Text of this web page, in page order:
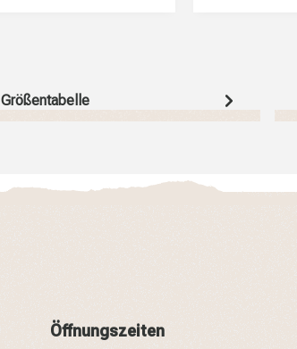
Größentabelle
Öffnungszeiten